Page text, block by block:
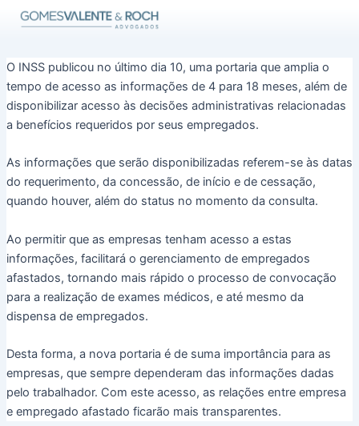
para
conteúdo
O INSS publicou no último dia 10, uma portaria que amplia o
tempo de acesso as informações de 4 para 18 meses, além de
disponibilizar acesso às decisões administrativas relacionadas
a benefícios requeridos por seus empregados.
As informações que serão disponibilizadas referem-se às datas
do requerimento, da concessão, de início e de cessação,
quando houver, além do status no momento da consulta.
Ao permitir que as empresas tenham acesso a estas
informações, facilitará o gerenciamento de empregados
afastados, tornando mais rápido o processo de convocação
para a realização de exames médicos, e até mesmo da
dispensa de empregados.
Desta forma, a nova portaria é de suma importância para as
empresas, que sempre dependeram das informações dadas
pelo trabalhador. Com este acesso, as relações entre empresa
e empregado afastado ficarão mais transparentes.